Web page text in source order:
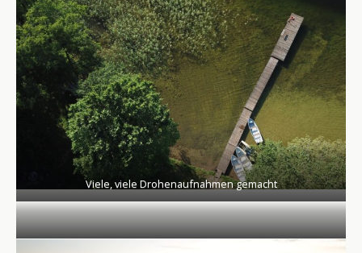
Viele, viele Drohenaufnahmen gemacht
Jungs unterwegs